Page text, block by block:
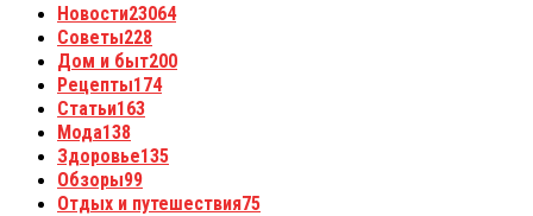
Новости23064
Советы228
Дом и быт200
Рецепты174
Статьи163
Мода138
Здоровье135
Обзоры99
Отдых и путешествия75